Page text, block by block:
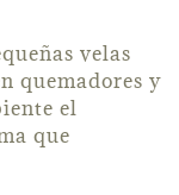
velas
quemadores y
el
que